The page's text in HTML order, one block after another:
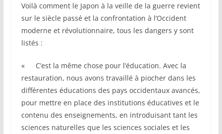
Voilà comment le Japon à la veille de la guerre revient
sur le siècle passé et la confrontation à l’Occident
moderne et révolutionnaire, tous les dangers y sont
listés :
« C’est la même chose pour l’éducation. Avec la
restauration, nous avons travaillé à piocher dans les
différentes éducations des pays occidentaux avancés,
pour mettre en place des institutions éducatives et le
contenu des enseignements, en introduisant tant les
sciences naturelles que les sciences sociales et les